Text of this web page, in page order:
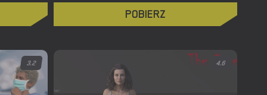
POBIERZ
3.2 4.6